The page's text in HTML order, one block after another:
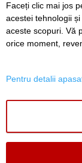
SERVICII
Faceți clic mai jos
acestei tehnologii
aceste scopuri. Vă
orice moment,
Pentru detalii